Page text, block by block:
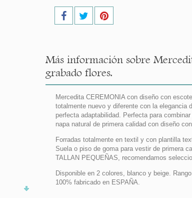
Más información sobre
grabado flores.
Mercedita CEREMONIA con diseño con
totalmente nuevo y diferente con la elegancia
perfecta adaptabilidad. Perfecta para
napa natural de primera calidad con diseño
Forradas totalmente en textil y con plantilla
Suela o piso de goma para vestir de primera
TALLAN PEQUEÑAS, recomendamos
Disponible en 2 colores, blanco y beige.
100% fabricado en ESPAÑA.